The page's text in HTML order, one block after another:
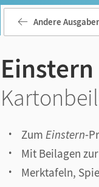
Andere
Einstern
Zum Einstern-
Mit Beilagen
Merktafeln,